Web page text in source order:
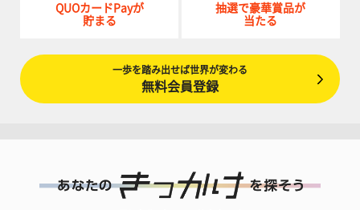
QUOカードPayが
貯まる
抽選で豪華賞品が
当たる
一歩を踏み出せば世界が変わる
無料会員登録